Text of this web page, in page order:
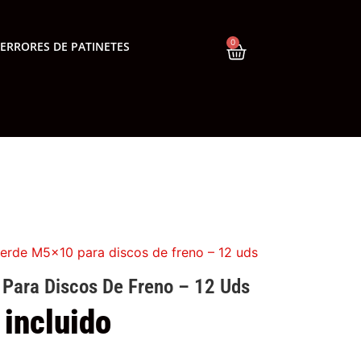
ERRORES DE PATINETES 0
M5x10 para discos de freno – 12 uds
Discos De Freno – 12 Uds
incluido